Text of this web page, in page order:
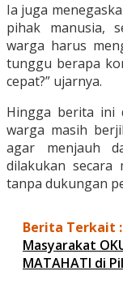
Ia juga
pihak manusia,
warga harus
tunggu berapa
cepat?” ujarnya.
Hingga berita ini
warga masih
agar menjauh
dilakukan secara
tanpa dukungan
Berita Terkait :
Masyarakat
MATAHATI di